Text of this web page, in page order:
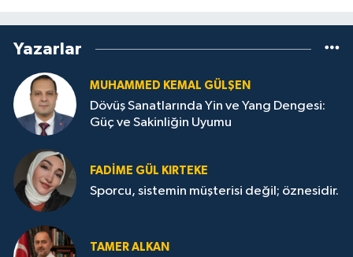
Yazarlar
MUHAMMED KEMAL GÜLŞEN
Dövüş Sanatlarında Yin ve Yang Dengesi:
Güç ve Sakinliğin Uyumu
FADIME GÜL KIRTEKE
Sporcu, sistemin müşterisi değil; öznesidir.
TAMER ALKAN